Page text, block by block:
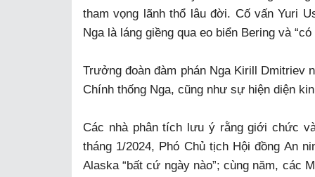
tham vọng lãnh thổ lâu đời. Cố vấn Yuri
Nga là láng giềng qua eo biển Bering và
Trưởng đoàn đàm phán Nga Kirill Dmitriev
Chính thống Nga, cũng như sự hiện diện
Các nhà phân tích lưu ý rằng giới chức
tháng 1/2024, Phó Chủ tịch Hội đồng An
Alaska “bất cứ ngày nào”; cùng năm, các